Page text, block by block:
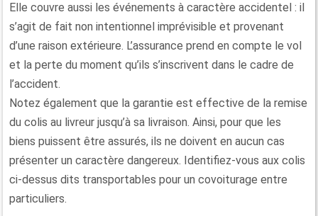
Elle couvre aussi les événements à caractère accidentel : il
s’agit de fait non intentionnel imprévisible et provenant
d’une raison extérieure. L’assurance prend en compte le vol
et la perte du moment qu’ils s’inscrivent dans le cadre de
l’accident.
Notez également que la garantie est effective de la remise
du colis au livreur jusqu’à sa livraison. Ainsi, pour que les
biens puissent être assurés, ils ne doivent en aucun cas
présenter un caractère dangereux. Identifiez-vous aux colis
ci-dessus dits transportables pour un covoiturage entre
particuliers.